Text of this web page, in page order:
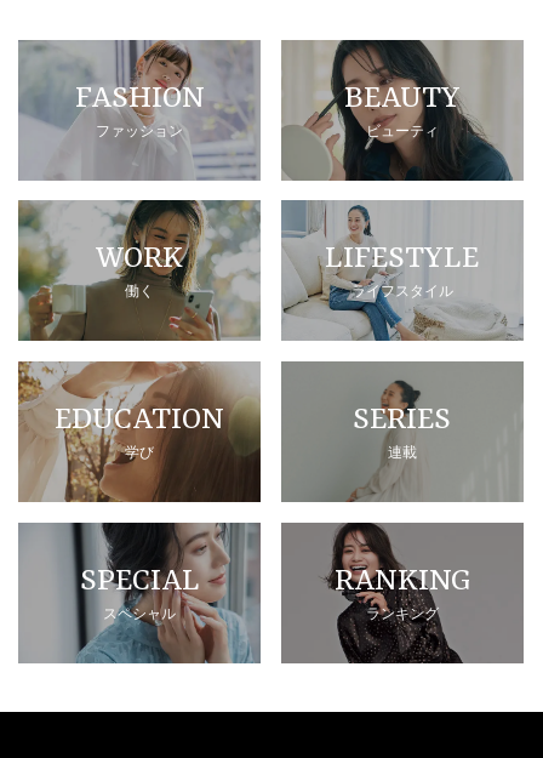
FASHION
ファッション
BEAUTY
ビューティ
WORK
働く
LIFESTYLE
ライフスタイル
EDUCATION
学び
SERIES
連載
SPECIAL
スペシャル
RANKING
ランキング